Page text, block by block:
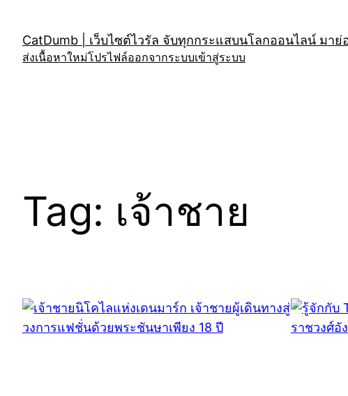
content
CatDumb | เว็บไซต์ไวรัล จับทุกกระแสบนโลกออนไลน์ มา
ส่งเนื้อหาใหม่โปรไฟล์ออกจากระบบเข้าสู่ระบบ
Tag: เจ้าชาย